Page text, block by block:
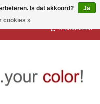
0 producten
Is dat akkoord?
Ja
cookies »